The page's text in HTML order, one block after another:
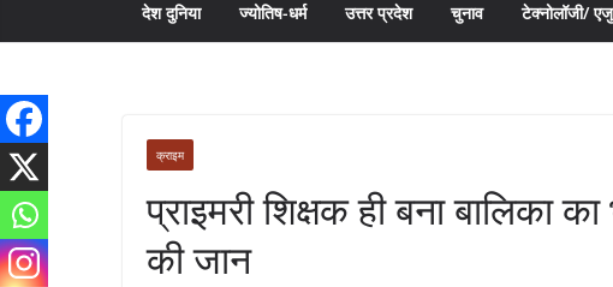
देश दुनिया ज्योतिष-धर्म उत्तर प्रदेश चुनाव टेक्नोलॉजी/
क्राइम
प्राइमरी शिक्षक ही बना बालिका
की जान